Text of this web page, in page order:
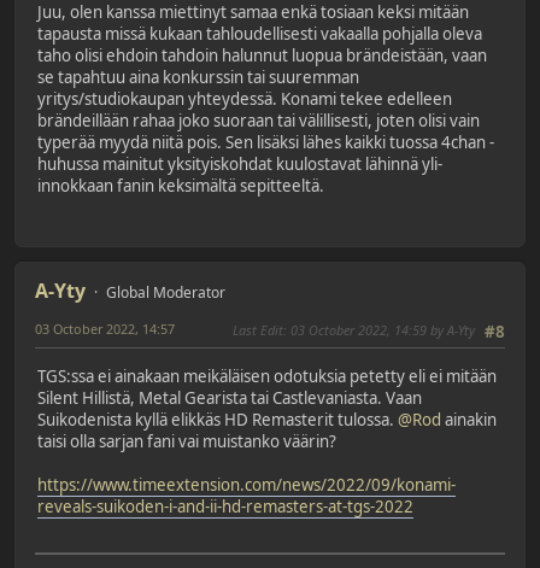
Juu, olen kanssa miettinyt samaa enkä tosiaan keksi mitään
tapausta missä kukaan tahloudellisesti vakaalla pohjalla oleva
taho olisi ehdoin tahdoin halunnut luopua brändeistään, vaan
se tapahtuu aina konkurssin tai suuremman
yritys/studiokaupan yhteydessä. Konami tekee edelleen
brändeillään rahaa joko suoraan tai välillisesti, joten olisi vain
typerää myydä niitä pois. Sen lisäksi lähes kaikki tuossa 4chan -
huhussa mainitut yksityiskohdat kuulostavat lähinnä yli-
innokkaan fanin keksimältä sepitteeltä.
A-Yty Global Moderator
#8
03 October 2022, 14:57 Last Edit: 03 October 2022, 14:59 by A-Yty
TGS:ssa ei ainakaan meikäläisen odotuksia petetty eli ei mitään
Silent Hillistä, Metal Gearista tai Castlevaniasta. Vaan
Suikodenista kyllä elikkäs HD Remasterit tulossa. @Rod ainakin
taisi olla sarjan fani vai muistanko väärin?
https://www.timeextension.com/news/2022/09/konami-
reveals-suikoden-i-and-ii-hd-remasters-at-tgs-2022